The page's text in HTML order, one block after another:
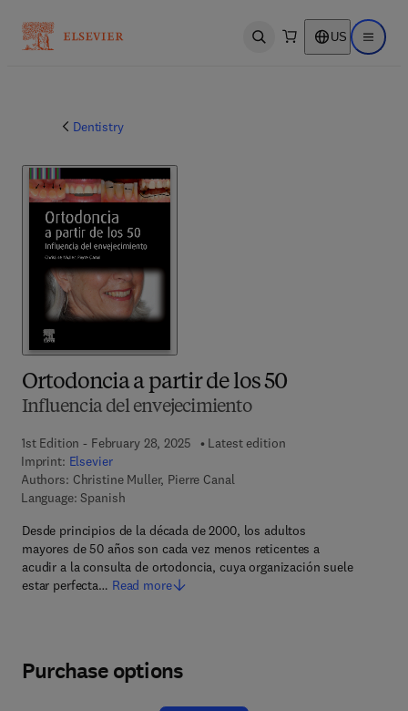
Open search US Open
Dentistry
Ortodoncia a partir de los 50
Influencia del envejecimiento
1st Edition - February 28, 2025
Latest edition
Imprint: Elsevier
Authors: Christine Muller, Pierre Canal
Language: Spanish
Desde principios de la década de 2000, los adultos
mayores de 50 años son cada vez menos reticentes a
acudir a la consulta de ortodoncia, cuya organización suele
estar perfecta… Read more
Purchase options